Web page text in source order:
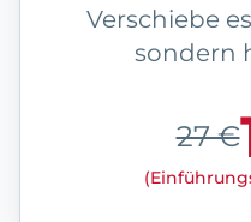
Verschiebe
sondern
27 €